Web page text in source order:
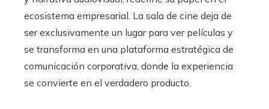
ecosistema empresarial. La sala de cine deja de
ser exclusivamente un lugar para ver películas y
se transforma en una plataforma estratégica de
comunicación corporativa, donde la experiencia
se convierte en el verdadero producto.